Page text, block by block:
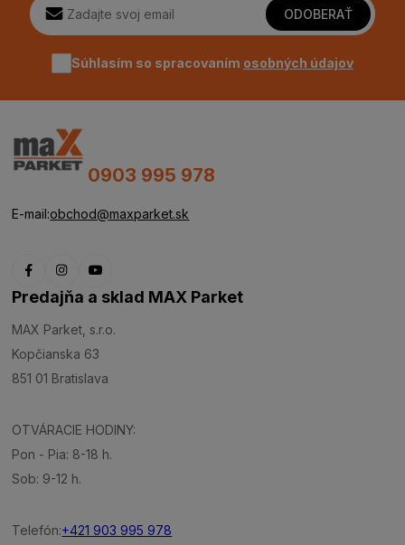
ODOBERAŤ
Súhlasím so spracovaním osobných údajov
0903 995 978
E-mail:obchod@maxparket.sk
Predajňa a sklad MAX Parket
MAX Parket, s.r.o.
Kopčianska 63
851 01 Bratislava
OTVÁRACIE HODINY:
Pon - Pia: 8-18 h.
Sob: 9-12 h.
Telefón:+421 903 995 978